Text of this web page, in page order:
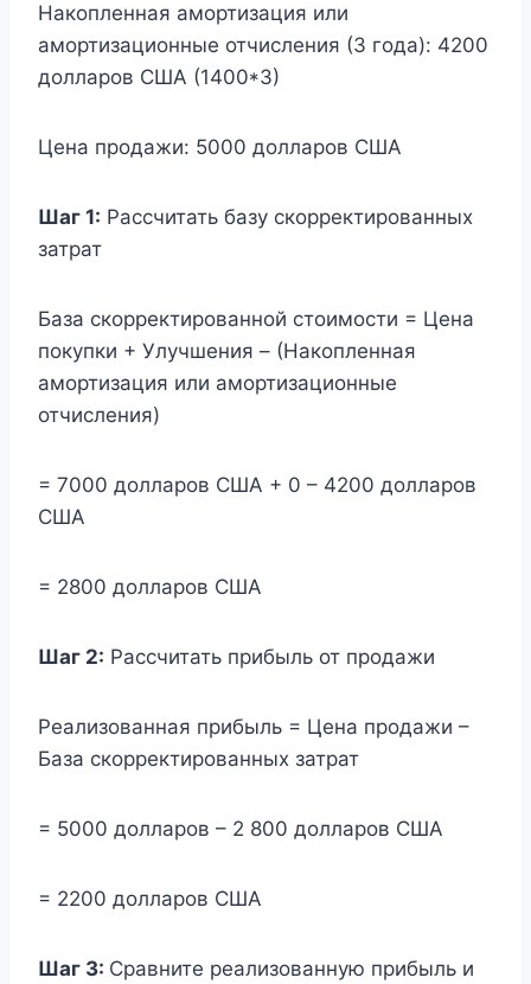
Накопленная амортизация или
амортизационные отчисления (3 года): 4200
долларов США (1400*3)
Цена продажи: 5000 долларов США
Шаг 1: Рассчитать базу скорректированных
затрат
База скорректированной стоимости = Цена
покупки + Улучшения – (Накопленная
амортизация или амортизационные
отчисления)
= 7000 долларов США + 0 – 4200 долларов
США
= 2800 долларов США
Шаг 2: Рассчитать прибыль от продажи
Реализованная прибыль = Цена продажи –
База скорректированных затрат
= 5000 долларов – 2 800 долларов США
= 2200 долларов США
Шаг 3: Сравните реализованную прибыль и